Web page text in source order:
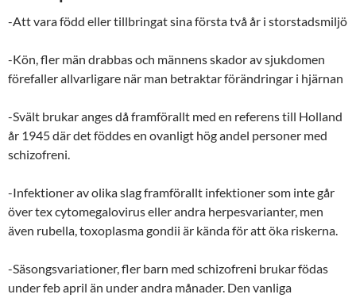
-Att vara född eller tillbringat sina första två år i storstadsmiljö
-Kön, fler män drabbas och männens skador av sjukdomen
förefaller allvarligare när man betraktar förändringar i hjärnan
-Svält brukar anges då framförallt med en referens till Holland
år 1945 där det föddes en ovanligt hög andel personer med
schizofreni.
-Infektioner av olika slag framförallt infektioner som inte går
över tex cytomegalovirus eller andra herpesvarianter, men
även rubella, toxoplasma gondii är kända för att öka riskerna.
-Säsongsvariationer, fler barn med schizofreni brukar födas
under feb april än under andra månader. Den vanliga